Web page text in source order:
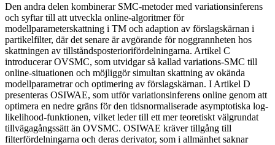
Den andra delen kombinerar SMC-metoder med variationsinferens
och syftar till att utveckla online-algoritmer för
modellparameterskattning i TM och adaption av förslagskärnan i
partikelfilter, där det senare är avgörande för noggrannheten hos
skattningen av tillståndsposteriorifördelningarna. Artikel C
introducerar OVSMC, som utvidgar så kallad variations-SMC till
online-situationen och möjliggör simultan skattning av okända
modellparametrar och optimering av förslagskärnan. I Artikel D
presenteras OSIWAE, som utför variationsinferens online genom att
optimera en nedre gräns för den tidsnormaliserade asymptotiska log-
likelihood-funktionen, vilket leder till ett mer teoretiskt välgrundat
tillvägagångssätt än OVSMC. OSIWAE kräver tillgång till
filterfördelningarna och deras derivator, som i allmänhet saknar